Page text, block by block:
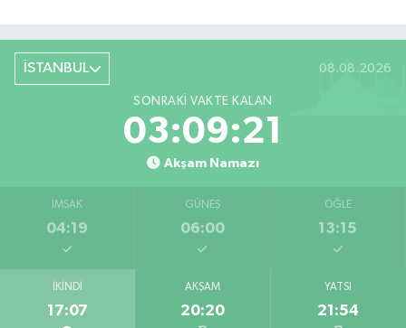
İSTANBUL 08.08.2026
SONRAKI VAKTE KALAN
03:09:21
Akşam Namazı
İMSAK
04:19
GÜNEŞ
06:00
ÖĞLE
13:15
İKINDI
17:07
AKŞAM
20:20
YATSI
21:54